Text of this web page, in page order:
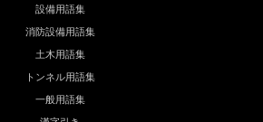
設備用語集
消防設備用語集
土木用語集
トンネル用語集
一般用語集